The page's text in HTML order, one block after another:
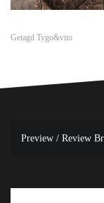
Getagd Tygo&vito
Bericht
Preview / Review